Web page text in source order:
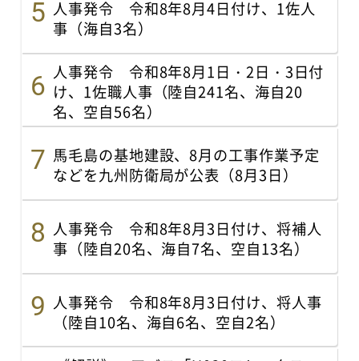
人事発令 令和8年8月4日付け、1佐人
事（海自3名）
人事発令 令和8年8月1日・2日・3日付
け、1佐職人事（陸自241名、海自20
名、空自56名）
馬毛島の基地建設、8月の工事作業予定
などを九州防衛局が公表（8月3日）
人事発令 令和8年8月3日付け、将補人
事（陸自20名、海自7名、空自13名）
人事発令 令和8年8月3日付け、将人事
（陸自10名、海自6名、空自2名）